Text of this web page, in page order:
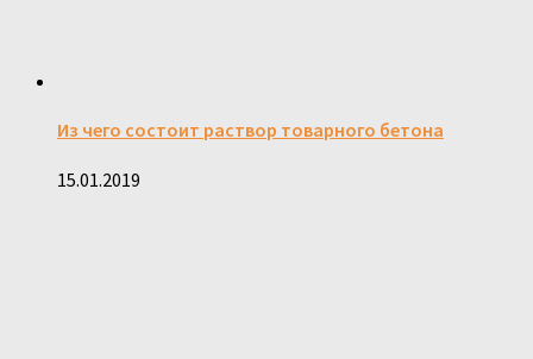
Из чего состоит раствор товарного бетона
15.01.2019